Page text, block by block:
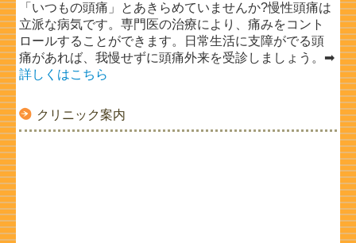
クリニック案内
「いつもの頭痛」とあきらめていませんか?慢性頭痛は
立派な病気です。専門医の治療により、痛みをコント
ロールすることができます。日常生活に支障がでる頭
痛があれば、我慢せずに頭痛外来を受診しましょう。➡
詳しくはこちら